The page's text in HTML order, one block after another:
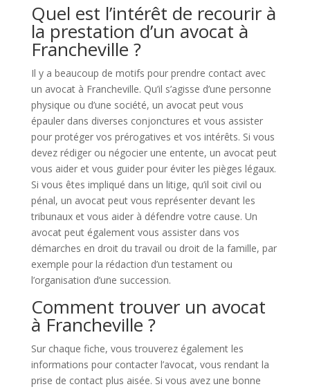
Quel est l’intérêt de recourir à
la prestation d’un avocat à
Francheville ?
Il y a beaucoup de motifs pour prendre contact avec
un avocat à Francheville. Qu’il s’agisse d’une personne
physique ou d’une société, un avocat peut vous
épauler dans diverses conjonctures et vous assister
pour protéger vos prérogatives et vos intérêts. Si vous
devez rédiger ou négocier une entente, un avocat peut
vous aider et vous guider pour éviter les pièges légaux.
Si vous êtes impliqué dans un litige, qu’il soit civil ou
pénal, un avocat peut vous représenter devant les
tribunaux et vous aider à défendre votre cause. Un
avocat peut également vous assister dans vos
démarches en droit du travail ou droit de la famille, par
exemple pour la rédaction d’un testament ou
l’organisation d’une succession.
Comment trouver un avocat
à Francheville ?
Sur chaque fiche, vous trouverez également les
informations pour contacter l’avocat, vous rendant la
prise de contact plus aisée. Si vous avez une bonne